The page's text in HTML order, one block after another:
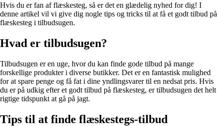
Hvis du er fan af flæskesteg, så er det en glædelig nyhed for dig! I
denne artikel vil vi give dig nogle tips og tricks til at få et godt tilbud på
flæskesteg i tilbudsugen.
Hvad er tilbudsugen?
Tilbudsugen er en uge, hvor du kan finde gode tilbud på mange
forskellige produkter i diverse butikker. Det er en fantastisk mulighed
for at spare penge og få fat i dine yndlingsvarer til en nedsat pris. Hvis
du er på udkig efter et godt tilbud på flæskesteg, er tilbudsugen det helt
rigtige tidspunkt at gå på jagt.
Tips til at finde flæskestegs-tilbud